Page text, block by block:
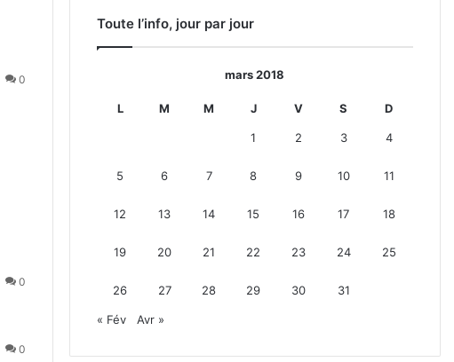
0
0
0
Toute l’info, jour par jour
mars 2018
L M M J V S D
1 2 3 4
5 6 7 8 9 10 11
12 13 14 15 16 17 18
19 20 21 22 23 24 25
26 27 28 29 30 31
« Fév Avr »